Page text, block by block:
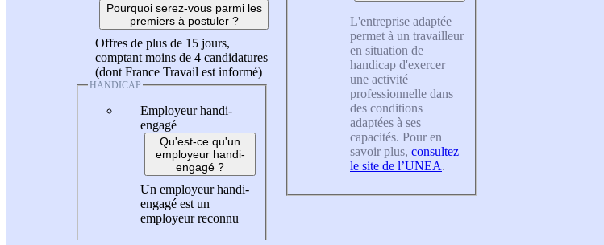
Pourquoi serez-vous parmi les
premiers à postuler ?
Offres de plus de 15 jours,
comptant moins de 4 candidatures
(dont France Travail est informé)
HANDICAP
Employeur handi-
engagé
Qu'est-ce qu'un
employeur handi-
engagé ?
Un employeur handi-
engagé est un
employeur reconnu
L'entreprise adaptée
permet à un travailleur
en situation de
handicap d'exercer
une activité
professionnelle dans
des conditions
adaptées à ses
capacités. Pour en
savoir plus, consultez
le site de l’UNEA.